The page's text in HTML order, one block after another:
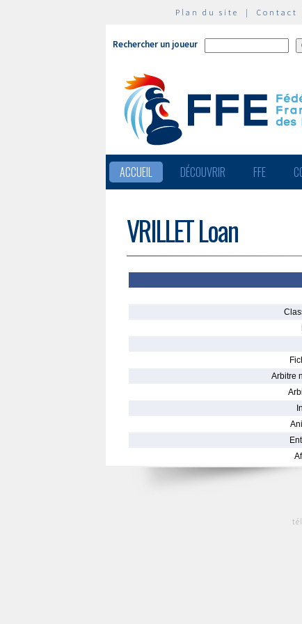
Plan du site | Contact
Rechercher un joueur
ACCUEIL DÉCOUVRIR FFE
VRILLET Loan
Arbitre